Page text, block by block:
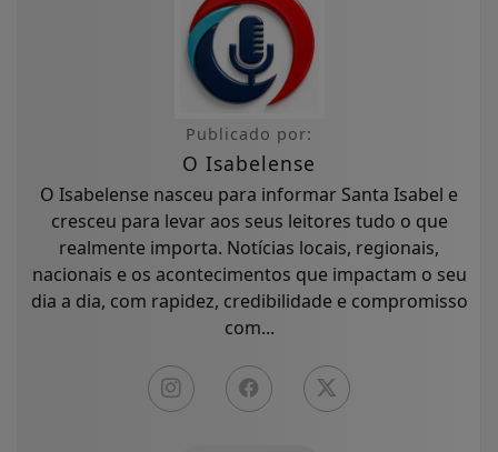
Publicado por:
O Isabelense
O Isabelense nasceu para informar Santa Isabel e
cresceu para levar aos seus leitores tudo o que
realmente importa. Notícias locais, regionais,
nacionais e os acontecimentos que impactam o seu
dia a dia, com rapidez, credibilidade e compromisso
com...